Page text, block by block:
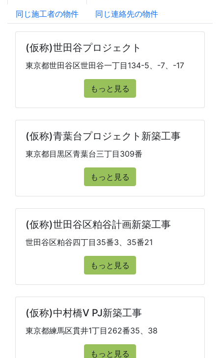
同じ施工者の物件
同じ連絡先の物件
(仮称)世田谷プロジェクト
東京都世田谷区世田谷一丁目134-5、-7、-17
もっと見る
(仮称)青葉台プロジェクト新築工事
東京都目黒区青葉台三丁目309番
もっと見る
(仮称)世田谷区粕谷計画新築工事
世田谷区粕谷四丁目35番3、35番21
もっと見る
(仮称)中村橋V PJ新築工事
東京都練馬区貫井1丁目262番35、38
もっと見る